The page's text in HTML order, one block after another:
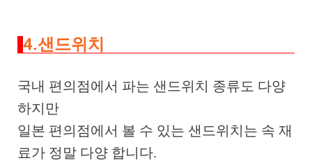
4.샌드위치
국내 편의점에서 파는 샌드위치 종류도 다양
하지만
일본 편의점에서 볼 수 있는 샌드위치는 속 재
료가 정말 다양 합니다.